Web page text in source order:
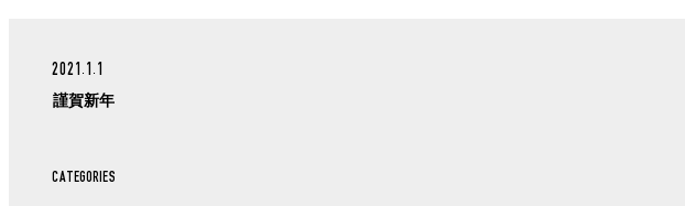
2021.1.1
謹賀新年
CATEGORIES